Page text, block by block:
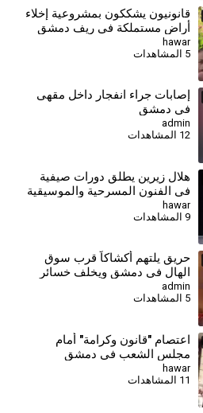
قانونيون يشككون بمشروعية إخلاء
أراضٍ مستملكة في ريف دمشق
hawar
5 المشاهدات
إصابات جراء انفجار داخل مقهى
في دمشق
admin
هلال زيرين يطلق دورات صيفية
في الفنون المسرحية والموسيقية
للأطفال في الحسكة
hawar
حريق يلتهم أكشاكاً قرب سوق
الهال في دمشق ويخلف خسائر
مادية
admin
اعتصام "قانون وكرامة" أمام
مجلس الشعب في دمشق
للمطالبة بدولة القانون ومحاربة
الفساد
hawar
11 المشاهدات